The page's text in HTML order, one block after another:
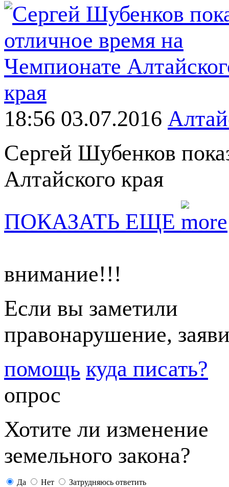
18:56 03.07.2016
Сергей Шубенков
Алтайского края
ПОКАЗАТЬ ЕЩЕ
внимание!!!
Если вы заметили
правонарушение,
помощь куда писать?
опрос
Хотите ли изменение
земельного закона?
Да Нет Затрудняюсь ответить